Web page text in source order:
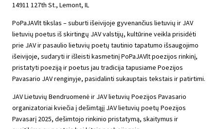
14911 127th St., Lemont, IL
PoPaJAVlt tikslas – suburti išeivijoje gyvenančius lietuvių ir JAV
lietuvių poetus iš skirtingų JAV valstijų, kultūrine veikla prisidėti
prie JAV ir pasaulio lietuvių poetų tautinio tapatumo išsaugojimo
išeivijoje, sudaryti ir išleisti kasmetinį PoPaJAVlt poezijos rinkinį,
pristatyti poeziją ir poetus jau tradicija tapusiame Poezijos
Pavasario JAV renginyje, pasidalinti sukauptais tekstais ir patirtimi.
JAV Lietuvių Bendruomenė ir JAV lietuvių Poezijos Pavasario
organizatoriai kviečia į dešimtąjį JAV lietuvių poetų Poezijos
Pavasarį 2025, dešimtojo rinkinio pristatymą, skaitymus ir